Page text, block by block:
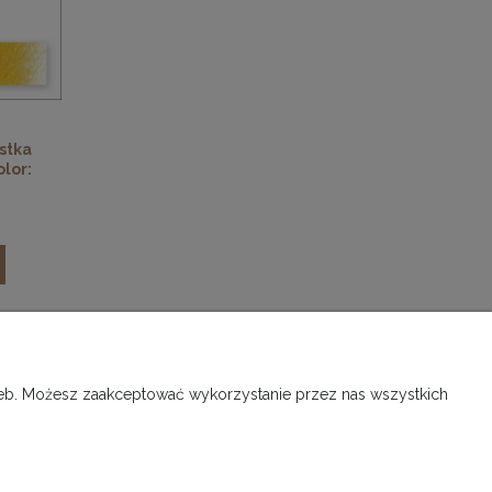
Możesz zaakceptować wykorzystanie przez nas wszystkich